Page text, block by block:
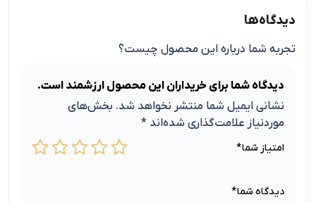
دیدگاه‌ها
تجربه شما درباره این محصول چیست؟
دیدگاه شما برای خریداران این محصول ارزشمند است.
نشانی ایمیل شما منتشر نخواهد شد. بخش‌های
موردنیاز علامت‌گذاری شده‌اند *
امتیاز شما*
دیدگاه شما*